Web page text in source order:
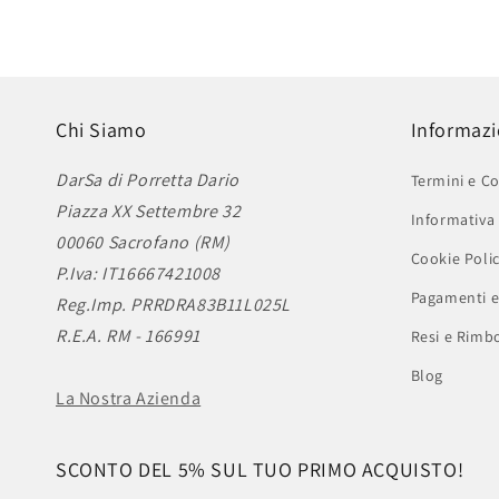
Chi Siamo
DarSa di Porretta Dario
Piazza XX Settembre 32
00060 Sacrofano (RM)
P.Iva: IT16667421008
Reg.Imp. PRRDRA83B11L025L
R.E.A. RM - 166991
La Nostra Azienda
Termini e
Informativa
Cookie
Pagamenti
Resi e
Blog
SCONTO DEL 5% SUL TUO PRIMO ACQUISTO!